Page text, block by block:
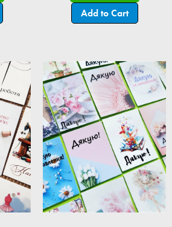
Add to Cart